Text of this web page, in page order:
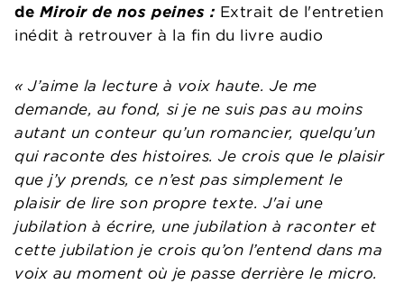
de Miroir de nos peines : Extrait de l'entretien
inédit à retrouver à la fin du livre audio
« J’aime la lecture à voix haute. Je me
demande, au fond, si je ne suis pas au moins
autant un conteur qu’un romancier, quelqu’un
qui raconte des histoires. Je crois que le plaisir
que j’y prends, ce n’est pas simplement le
plaisir de lire son propre texte. J'ai une
jubilation à écrire, une jubilation à raconter et
cette jubilation je crois qu’on l’entend dans ma
voix au moment où je passe derrière le micro.